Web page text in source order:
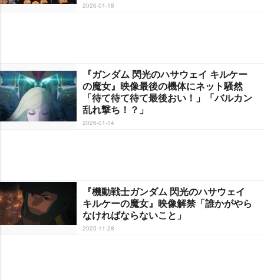
2026-01-18
『ガンダム 閃光のハサウェイ キルケー
の魔女』映像最後の機体にネット騒然
「待て待て待て最後おい！」「バルカン
乱れ撃ち！？」
2026-01-14
『機動戦士ガンダム 閃光のハサウェイ
キルケーの魔女』映像解禁「誰かがやら
なければならないこと」
2025-11-28